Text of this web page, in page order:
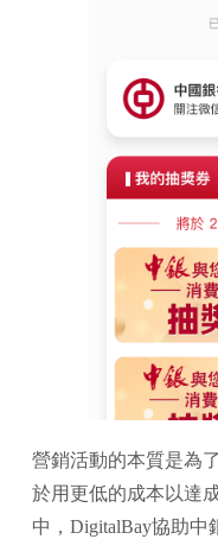
營銷活動的本質是為
於用更低的成本以達
中，DigitalBay協助中